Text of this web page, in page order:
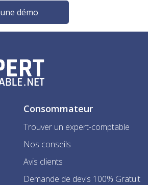
démo
Consommateur
Trouver un expert-comptable
Nos conseils
Avis clients
Demande de devis 100% Gratuit